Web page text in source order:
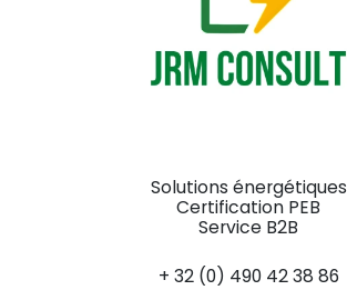
Solutions énergétiques
Certification PEB
Service B2B
+ 32 (0) 490 42 38 86